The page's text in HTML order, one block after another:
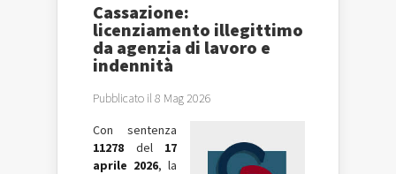
Cassazione:
licenziamento illegittimo
da agenzia di lavoro e
indennità
Pubblicato il 8 Mag 2026
Con sentenza
11278 del 17
aprile 2026, la